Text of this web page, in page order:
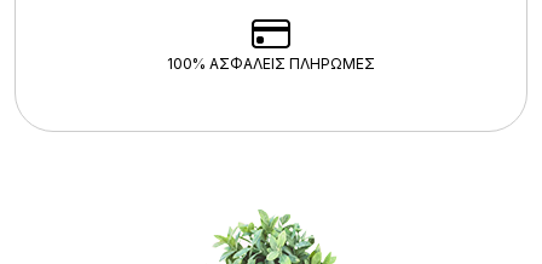
100% ΑΣΦΑΛΕΊΣ ΠΛΗΡΩΜΈΣ